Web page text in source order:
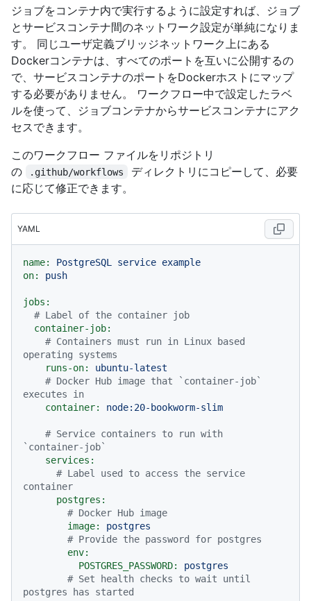
ジョブをコンテナ内で実行するように設定すれば、ジョブ
とサービスコンテナ間のネットワーク設定が単純になりま
す。 同じユーザ定義ブリッジネットワーク上にある
Dockerコンテナは、すべてのポートを互いに公開するの
で、サービスコンテナのポートをDockerホストにマップ
する必要がありません。 ワークフロー中で設定したラベ
ルを使って、ジョブコンテナからサービスコンテナにアク
セスできます。
このワークフロー ファイルをリポジトリ
の
.github/workflows
ディレクトリにコピーして、必要
に応じて修正できます。
YAML
name: PostgreSQL service example
on:
push
jobs:
# Label of the container job
container-job:
# Containers must run in Linux based
operating systems
runs-on:
ubuntu-latest
# Docker Hub image that `container-job`
executes in
container:
node:20-bookworm-slim
# Service containers to run with
`container-job`
services:
# Label used to access the service
container
postgres:
# Docker Hub image
image:
postgres
# Provide the password for postgres
env:
POSTGRES_PASSWORD:
postgres
# Set health checks to wait until
postgres has started